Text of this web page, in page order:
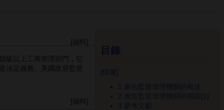
廣告監督管理機關的概述
2
廣告監督管理機關的職能[1]
3
參考文獻
[編輯
級以上工商管理部門，它
法定義務。美國政府監督
[編輯